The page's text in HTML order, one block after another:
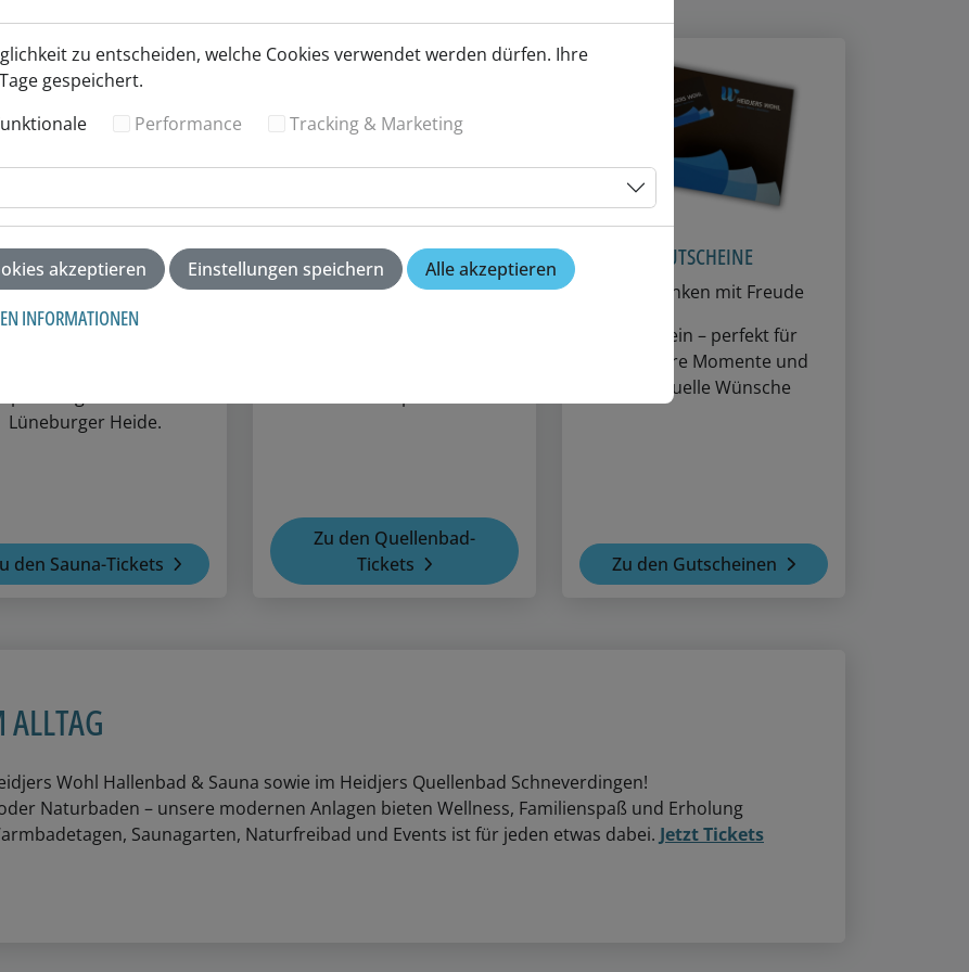
SAUNA
auftanken,
– deine Auszeit
Lüneburger Heide.
den Sauna-Tickets
QUELLENBAD
Natürlich schwimmen,
Zu den Quellenbad-
Tickets
GUTSCHEINE
Verschenken mit Freude
Gutschein – perfekt für
besondere Momente und
individuelle Wünsche
Zu den Gutscheinen
ALLTAG
Wohl Hallenbad & Sauna sowie im Heidjers Quellenbad Schneverdingen!
Naturbaden – unsere modernen Anlagen bieten Wellness, Familienspaß und Erholung
Saunagarten, Naturfreibad und Events ist für jeden etwas dabei. Jetzt Tickets
zu entscheiden, welche Cookies verwendet werden dürfen. Ihre
gespeichert.
Performance Tracking & Marketing
akzeptieren Einstellungen speichern Alle akzeptieren
INFORMATIONEN